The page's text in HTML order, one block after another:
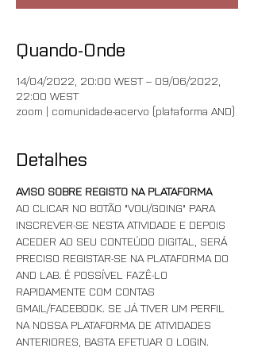
Quando-Onde
14/04/2022, 20:00 WEST – 09/06/2022,
22:00 WEST
zoom | comunidade-acervo (plataforma AND)
Detalhes
AVISO SOBRE REGISTO NA PLATAFORMA
AO CLICAR NO BOTÃO "VOU/GOING" PARA
INSCREVER-SE NESTA ATIVIDADE E DEPOIS
ACEDER AO SEU CONTEÚDO DIGITAL, SERÁ
PRECISO REGISTAR-SE NA PLATAFORMA DO
AND LAB. É POSSÍVEL FAZÊ-LO
RAPIDAMENTE COM CONTAS
GMAIL/FACEBOOK. SE JÁ TIVER UM PERFIL
NA NOSSA PLATAFORMA DE ATIVIDADES
ANTERIORES, BASTA EFETUAR O LOGIN.